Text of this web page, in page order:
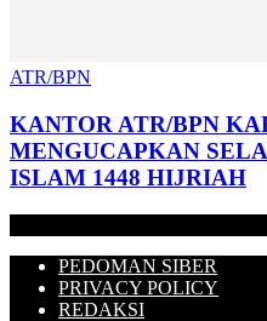
ATR/BPN
KANTOR ATR/BPN
MENGUCAPKAN
ISLAM 1448 HIJRIAH
PEDOMAN SIBER
PRIVACY POLICY
REDAKSI